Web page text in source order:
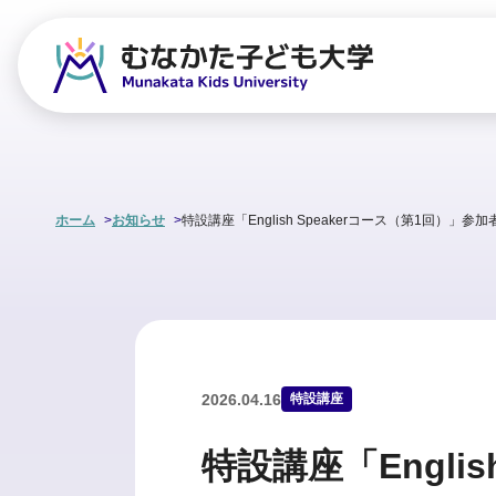
ホーム お知らせ 特設講座「English Speakerコース（第1回）」参加
2026.04.16 特設講座
特設講座「